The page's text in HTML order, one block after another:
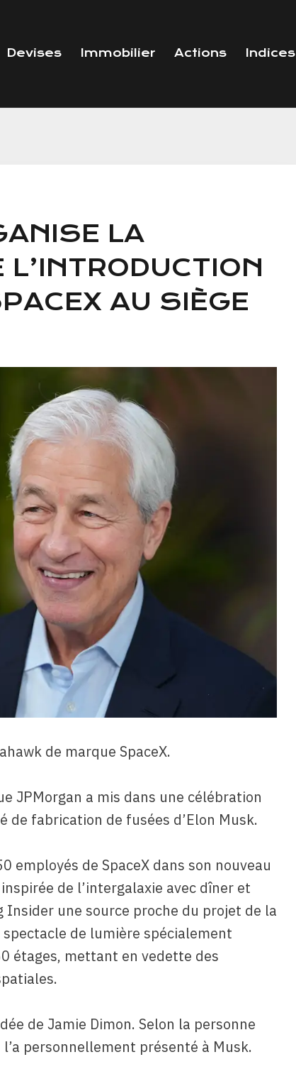
Devises Immobilier Actions Indices
LA
AU SIÈGE
de marque SpaceX.
JPMorgan a mis dans une célébration
de fabrication de fusées d’Elon Musk.
employés de SpaceX dans son nouveau
de l’intergalaxie avec dîner et
une source proche du projet de la
de lumière spécialement
étages, mettant en vedette des
de Jamie Dimon. Selon la personne
personnellement présenté à Musk.